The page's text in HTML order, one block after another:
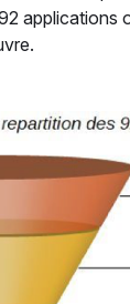
applications